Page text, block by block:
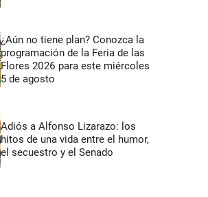
¿Aún no tiene plan? Conozca la
programación de la Feria de las
Flores 2026 para este miércoles
5 de agosto
Adiós a Alfonso Lizarazo: los
hitos de una vida entre el humor,
el secuestro y el Senado